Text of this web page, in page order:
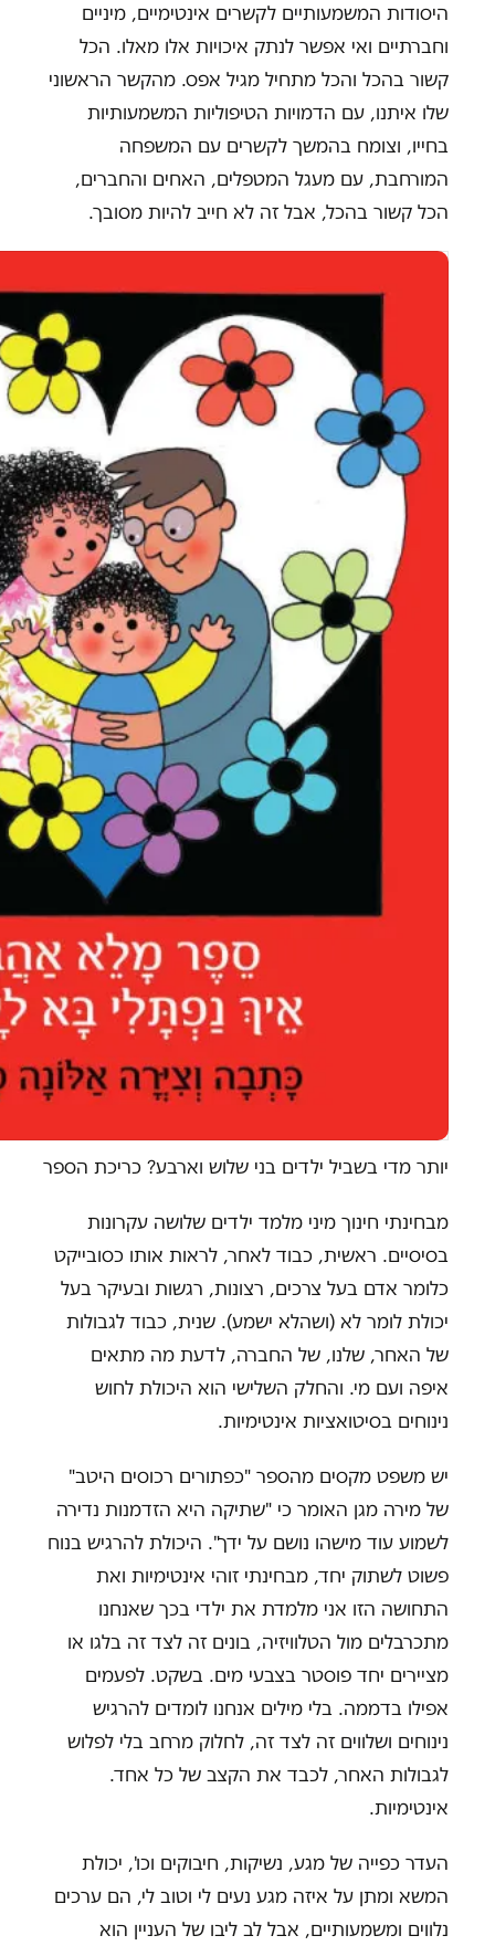
היסודות המשמעותיים לקשרים אינטימיים, מיניים
וחברתיים ואי אפשר לנתק איכויות אלו מאלו. הכל
קשור בהכל והכל מתחיל מגיל אפס. מהקשר הראשוני
שלו איתנו, עם הדמויות הטיפוליות המשמעותיות
בחייו, וצומח בהמשך לקשרים עם המשפחה
המורחבת, עם מעגל המטפלים, האחים והחברים,
הכל קשור בהכל, אבל זה לא חייב להיות מסובך.
יותר מדי בשביל ילדים בני שלוש וארבע? כריכת הספר
מבחינתי חינוך מיני מלמד ילדים שלושה עקרונות
בסיסיים. ראשית, כבוד לאחר, לראות אותו כסובייקט
כלומר אדם בעל צרכים, רצונות, רגשות ובעיקר בעל
יכולת לומר לא (ושהלא ישמע). שנית, כבוד לגבולות
של האחר, שלנו, של החברה, לדעת מה מתאים
איפה ועם מי. והחלק השלישי הוא היכולת לחוש
נינוחים בסיטואציות אינטימיות.
יש משפט מקסים מהספר "כפתורים רכוסים היטב"
של מירה מגן האומר כי "שתיקה היא הזדמנות נדירה
לשמוע עוד מישהו נושם על ידך". היכולת להרגיש בנוח
פשוט לשתוק יחד, מבחינתי זוהי אינטימיות ואת
התחושה הזו אני מלמדת את ילדי בכך שאנחנו
מתכרבלים מול הטלוויזיה, בונים זה לצד זה בלגו או
מציירים יחד פוסטר בצבעי מים. בשקט. לפעמים
אפילו בדממה. בלי מילים אנחנו לומדים להרגיש
נינוחים ושלווים זה לצד זה, לחלוק מרחב בלי לפלוש
לגבולות האחר, לכבד את הקצב של כל אחד.
אינטימיות.
העדר כפייה של מגע, נשיקות, חיבוקים וכו', יכולת
המשא ומתן על איזה מגע נעים לי וטוב לי, הם ערכים
נלווים ומשמעותיים, אבל לב ליבו של העניין הוא